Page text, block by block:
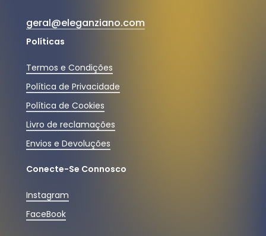
geral@eleganziano.com
Políticas
Termos e Condições
Política de Privacidade
Política de Cookies
Livro de reclamações
Envios e Devoluções
Conecte-Se Connosco
Instagram
FaceBook